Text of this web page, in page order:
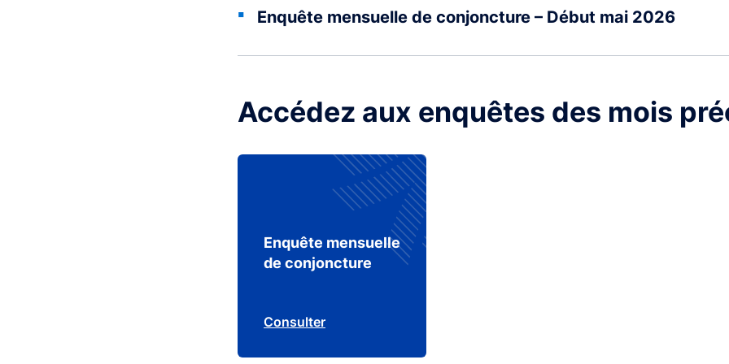
Enquête mensuelle de conjoncture – Début mai 2026
Accédez aux enquêtes des mois
Enquête mensuelle
de conjoncture
Consulter